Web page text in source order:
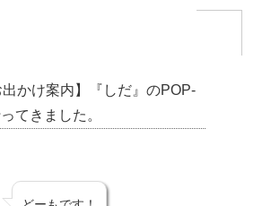
出かけ案内】『しだ』のPOP-
てきました。